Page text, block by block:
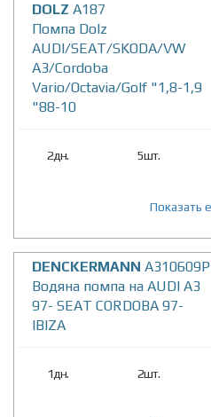
DOLZ A187
Помпа Dolz
AUDI/SEAT/SKODA/VW
A3/Cordoba
Vario/Octavia/Golf "1,8-1,9
"88-10
2дн. 5шт.
DENCKERMANN A310609P
Водяна помпа на AUDI A3
97- SEAT CORDOBA 97-
IBIZA
1дн. 2шт.